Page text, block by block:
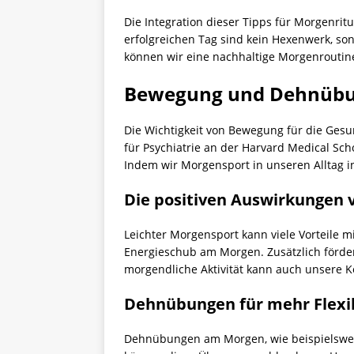
Die Integration dieser Tipps für
erfolgreichen Tag sind kein Hexenwerk,
können wir eine nachhaltige
Bewegung und
Die Wichtigkeit von Bewegung für die
für Psychiatrie an der Harvard Medical
Indem wir Morgensport in unseren Alltag
Die positiven Auswirkungen
Leichter Morgensport kann viele Vorteile
Energieschub am Morgen. Zusätzlich
morgendliche Aktivität kann auch unsere
Dehnübungen für mehr
Dehnübungen am Morgen, wie